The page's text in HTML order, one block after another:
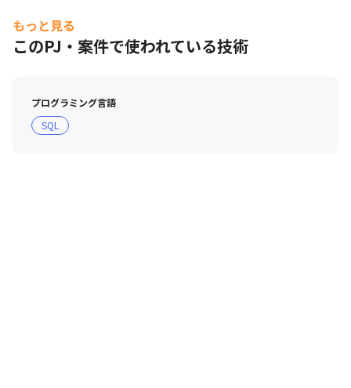
もっと見る
このPJ・案件で使われている技術
プログラミング言語
SQL